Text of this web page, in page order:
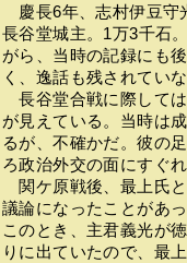
慶長6年、志村伊豆守
長谷堂城主。1万3千石
がら、当時の記録にも
く、逸話も残されてい
長谷堂合戦に際して
が見えている。当時は
るが、不確かだ。彼の
ろ政治外交の面にすぐ
関ケ原戦後、最上氏
議論になったことがあ
このとき、主君義光が
りに出ていたので、最